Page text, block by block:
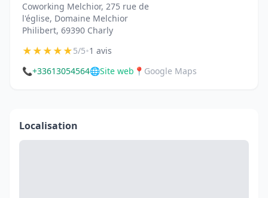
Coworking Melchior, 275 rue de
l'église, Domaine Melchior
Philibert, 69390 Charly
★★★★★5/5•1 avis
📞+33613054564🌐Site web 📍 Google Maps
Localisation